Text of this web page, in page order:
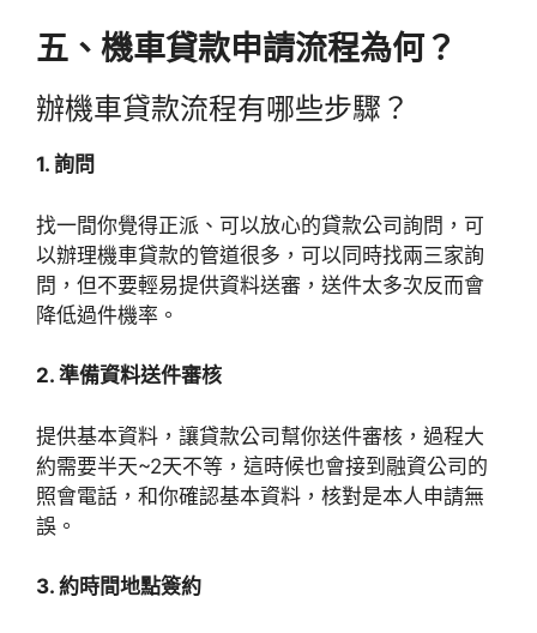
五、機車貸款申請流程為何？
辦機車貸款流程有哪些步驟？
1. 詢問
找一間你覺得正派、可以放心的貸款公司詢問，可
以辦理機車貸款的管道很多，可以同時找兩三家詢
問，但不要輕易提供資料送審，送件太多次反而會
降低過件機率。
2. 準備資料送件審核
提供基本資料，讓貸款公司幫你送件審核，過程大
約需要半天~2天不等，這時候也會接到融資公司的
照會電話，和你確認基本資料，核對是本人申請無
誤。
3. 約時間地點簽約